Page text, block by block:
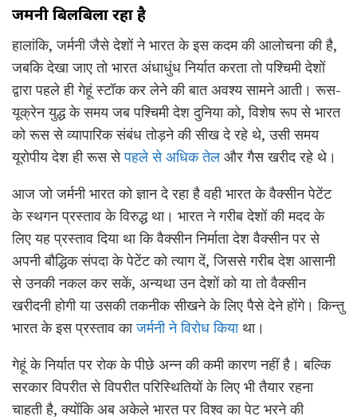
जर्मनी बिलबिला रहा है
हालांकि, जर्मनी जैसे देशों ने भारत के इस कदम की आलोचना की है,
जबकि देखा जाए तो भारत अंधाधुंध निर्यात करता तो पश्चिमी देशों
द्वारा पहले ही गेहूं स्टॉक कर लेने की बात अवश्य सामने आती। रूस-
यूक्रेन युद्ध के समय जब पश्चिमी देश दुनिया को, विशेष रूप से भारत
को रूस से व्यापारिक संबंध तोड़ने की सीख दे रहे थे, उसी समय
यूरोपीय देश ही रूस सेपहले से अधिक तेल और गैस खरीद रहे थे।
आज जो जर्मनी भारत को ज्ञान दे रहा है वही भारत के वैक्सीन पेटेंट
के स्थगन प्रस्ताव के विरुद्ध था। भारत ने गरीब देशों की मदद के
लिए यह प्रस्ताव दिया था कि वैक्सीन निर्माता देश वैक्सीन पर से
अपनी बौद्धिक संपदा के पेटेंट को त्याग दें, जिससे गरीब देश आसानी
से उनकी नकल कर सकें, अन्यथा उन देशों को या तो वैक्सीन
खरीदनी होगी या उसकी तकनीक सीखने के लिए पैसे देने होंगे। किन्तु
भारत के इस प्रस्ताव काजर्मनी ने विरोध कियाथा।
गेहूं के निर्यात पर रोक के पीछे अन्न की कमी कारण नहीं है। बल्कि
सरकार विपरीत से विपरीत परिस्थितियों के लिए भी तैयार रहना
चाहती है, क्योंकि अब अकेले भारत पर विश्व का पेट भरने की